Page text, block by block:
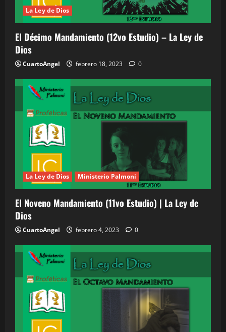
La Ley de Dios
El Décimo Mandamiento (12vo Estudio) – La Ley de
Dios
CuartoAngel febrero 18, 2023 0
La Ley de Dios Ministerio Palmoni
El Noveno Mandamiento (11vo Estudio) | La Ley de
Dios
CuartoAngel febrero 4, 2023 0